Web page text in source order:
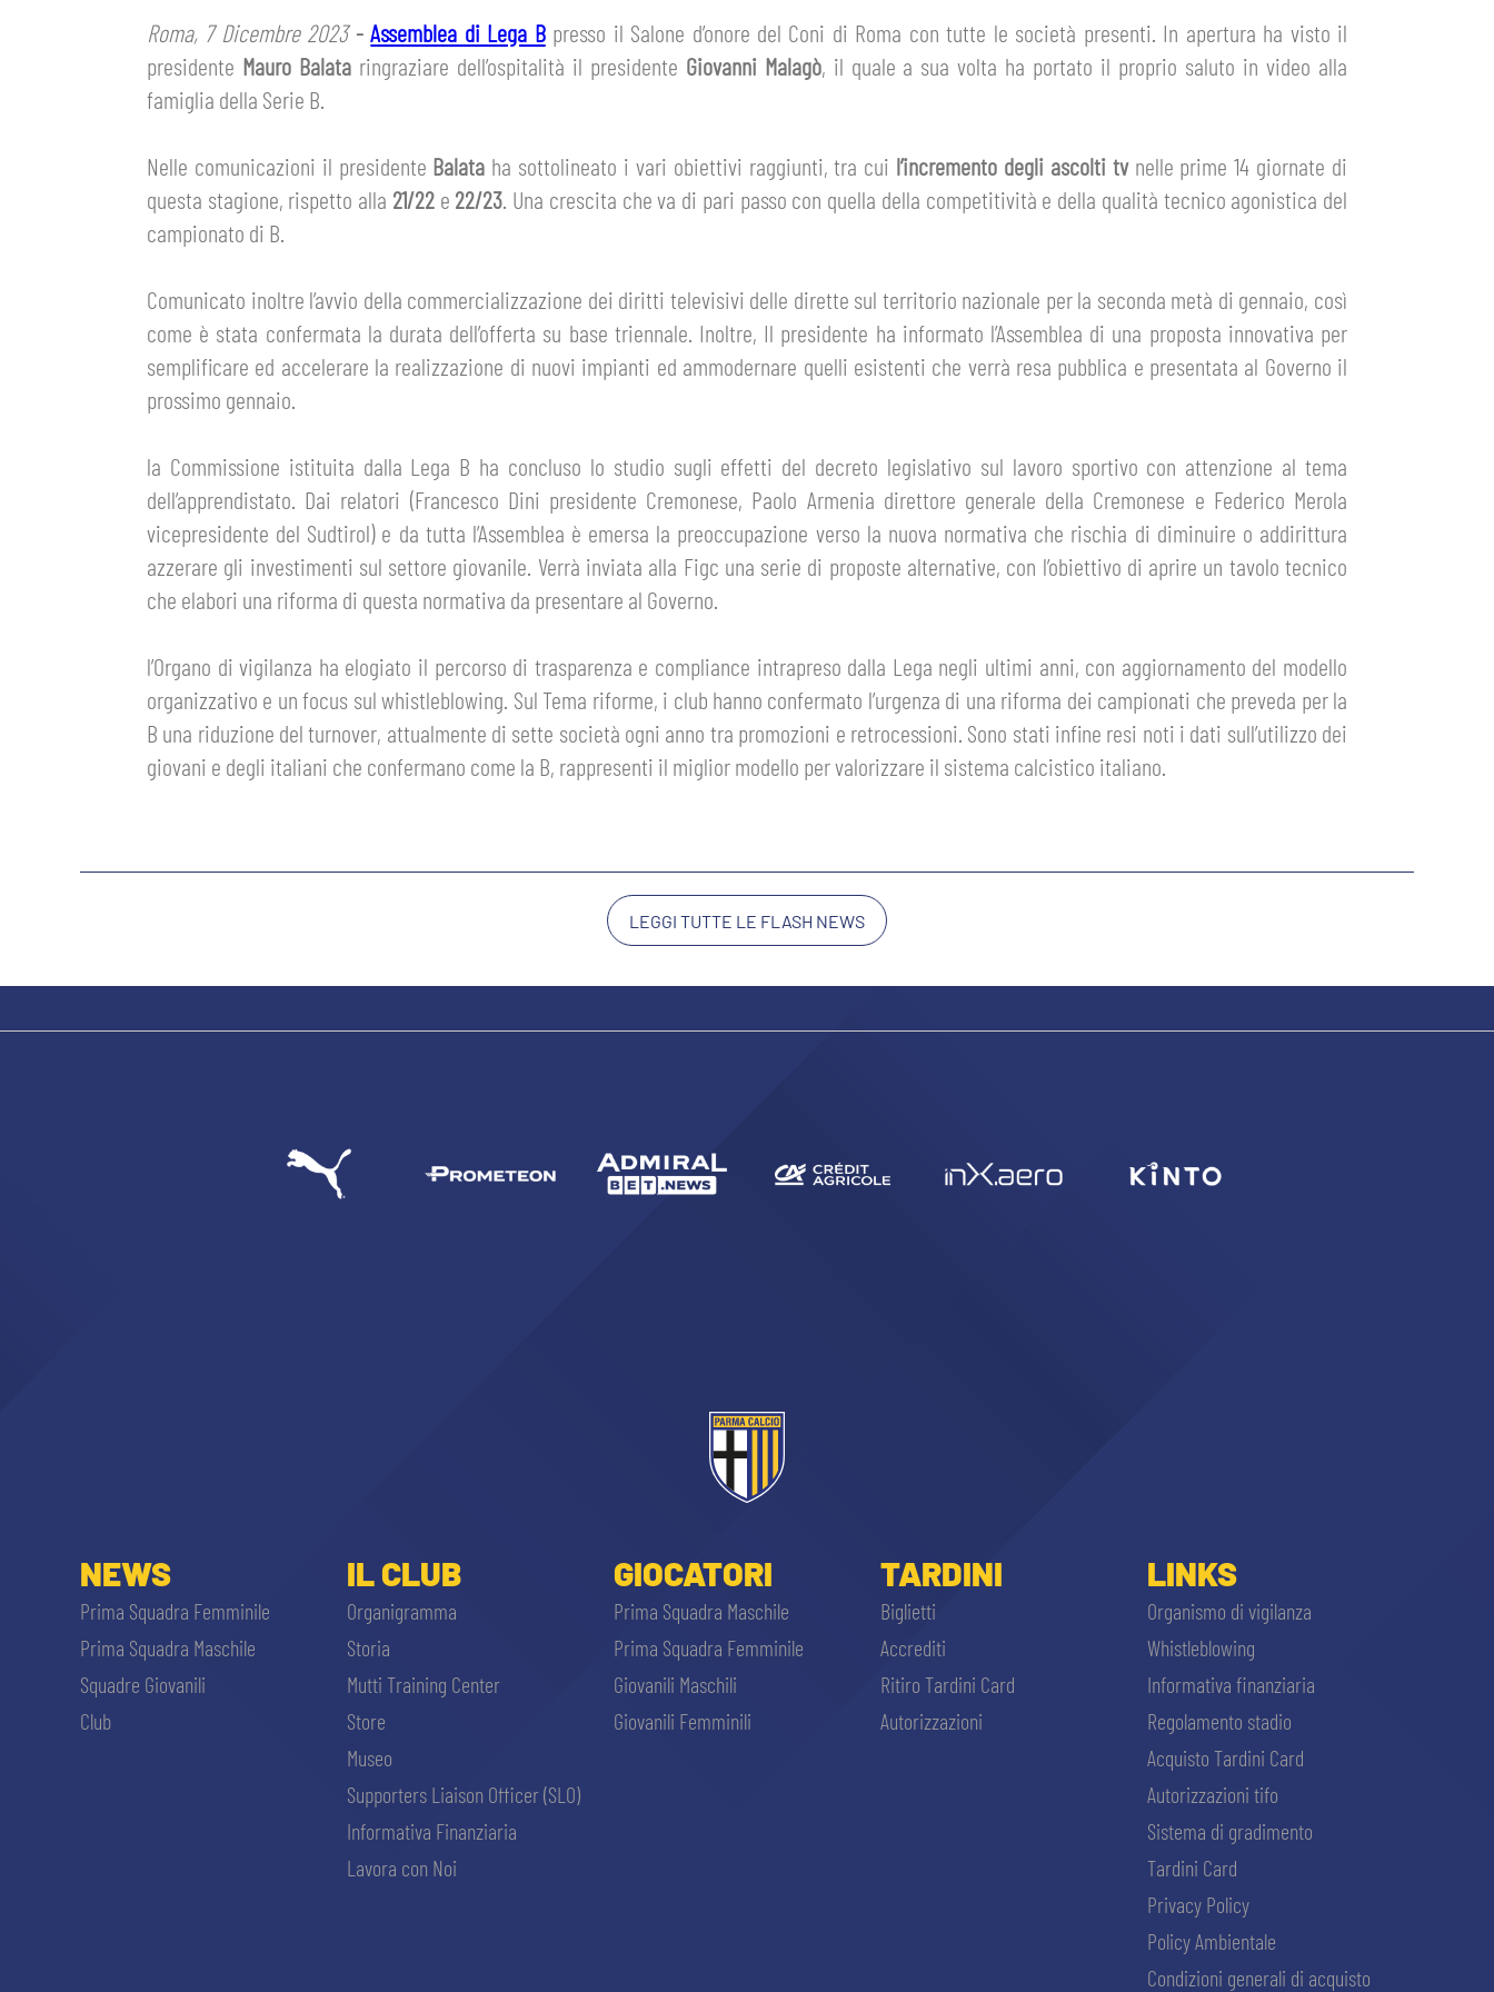
GIOVANILE MASCHILE
GIOVANILE FEMMINILE
FEMMINILE
HOSPITALITY
MUSEUM CLUB EXPERIENCE
INFO BIGLIETTI
INFORMAZIONI ACCREDITI
TRASFERTE
TICKET GIFT CARD
ORGANIGRAMMA
MUTTI TRAINING CENTER
STORE
SLO
LAVORA CON NOI
FLASH NEWS
STADIO TARDINI
Roma, 7 Dicembre 2023-Assemblea di Lega Bpresso il Salone d’onore del Coni di Roma con tutte le società presenti. In apertura ha visto il
presidente Mauro Balata ringraziare dell’ospitalità il presidente Giovanni Malagò, il quale a sua volta ha portato il proprio saluto in video alla
famiglia della Serie B.
Nelle comunicazioni il presidente Balata ha sottolineato i vari obiettivi raggiunti, tra cui l’incremento degli ascolti tvnelle prime 14 giornate di
questa stagione, rispetto alla 21/22e 22/23 . Una crescita che va di pari passo con quella della competitività e della qualità tecnico agonistica del
campionato di B.
Comunicato inoltre l’avvio della commercializzazione dei diritti televisivi delle dirette sul territorio nazionale per la seconda metà di gennaio, così
come è stata confermata la durata dell’offerta su base triennale. Inoltre, Il presidente ha informato l’Assemblea di una proposta innovativa per
semplificare ed accelerare la realizzazione di nuovi impianti ed ammodernare quelli esistenti che verrà resa pubblica e presentata al Governo il
prossimo gennaio.
la Commissione istituita dalla Lega B ha concluso lo studio sugli effetti del decreto legislativo sul lavoro sportivo con attenzione al tema
dell’apprendistato. Dai relatori (Francesco Dini presidente Cremonese, Paolo Armenia direttore generale della Cremonese e Federico Merola
vicepresidente del Sudtirol) e da tutta l’Assemblea è emersa la preoccupazione verso la nuova normativa che rischia di diminuire o addirittura
azzerare gli investimenti sul settore giovanile. Verrà inviata alla Figc una serie di proposte alternative, con l’obiettivo di aprire un tavolo tecnico
che elabori una riforma di questa normativa da presentare al Governo.
l’Organo di vigilanza ha elogiato il percorso di trasparenza e compliance intrapreso dalla Lega negli ultimi anni, con aggiornamento del modello
organizzativo e un focus sul whistleblowing. Sul Tema riforme, i club hanno confermato l’urgenza di una riforma dei campionati che preveda per la
B una riduzione del turnover, attualmente di sette società ogni anno tra promozioni e retrocessioni. Sono stati infine resi noti i dati sull’utilizzo dei
giovani e degli italiani che confermano come la B, rappresenti il miglior modello per valorizzare il sistema calcistico italiano.
LEGGI TUTTE LE FLASH NEWS
NEWS
Prima Squadra Femminile
Prima Squadra Maschile
Squadre Giovanili
Club
IL CLUB
Organigramma
Storia
Mutti Training Center
Store
Museo
Supporters Liaison Officer (SLO)
Informativa Finanziaria
Lavora con Noi
GIOCATORI
Prima Squadra Maschile
Prima Squadra Femminile
Giovanili Maschili
Giovanili Femminili
TARDINI
Biglietti
Accrediti
Ritiro Tardini Card
Autorizzazioni
LINKS
Organismo di vigilanza
Whistleblowing
Informativa finanziaria
Regolamento stadio
Acquisto Tardini Card
Autorizzazioni tifo
Sistema di gradimento
Tardini Card
Privacy Policy
Policy Ambientale
Condizioni generali di acquisto